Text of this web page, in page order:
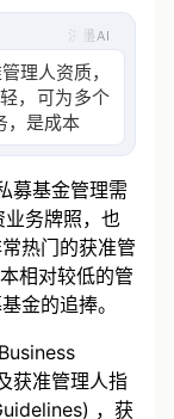
洪墨AI
理人资质，
，可为多个
，是成本较
基金管理需
务牌照，也
热门的获准管
相对较低的管
获准管理人指